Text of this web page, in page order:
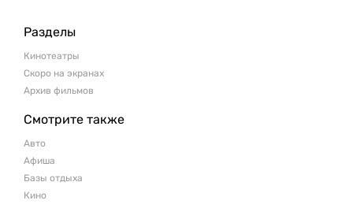
Разделы
Кинотеатры
Скоро на экранах
Архив фильмов
Смотрите также
Авто
Афиша
Базы отдыха
Кино